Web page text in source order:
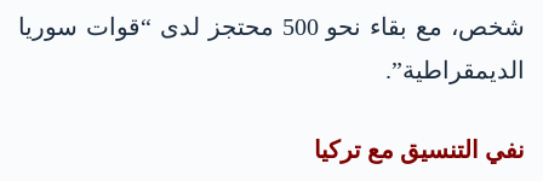
شخص، مع بقاء نحو 500 محتجز لدى “قوات سوريا
الديمقراطية”.
نفي التنسيق مع تركيا